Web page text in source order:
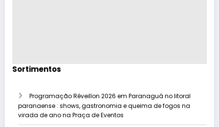
Sortimentos
Programação Réveillon 2026 em Paranaguá no litoral
paranaense : shows, gastronomia e queima de fogos na
virada de ano na Praça de Eventos